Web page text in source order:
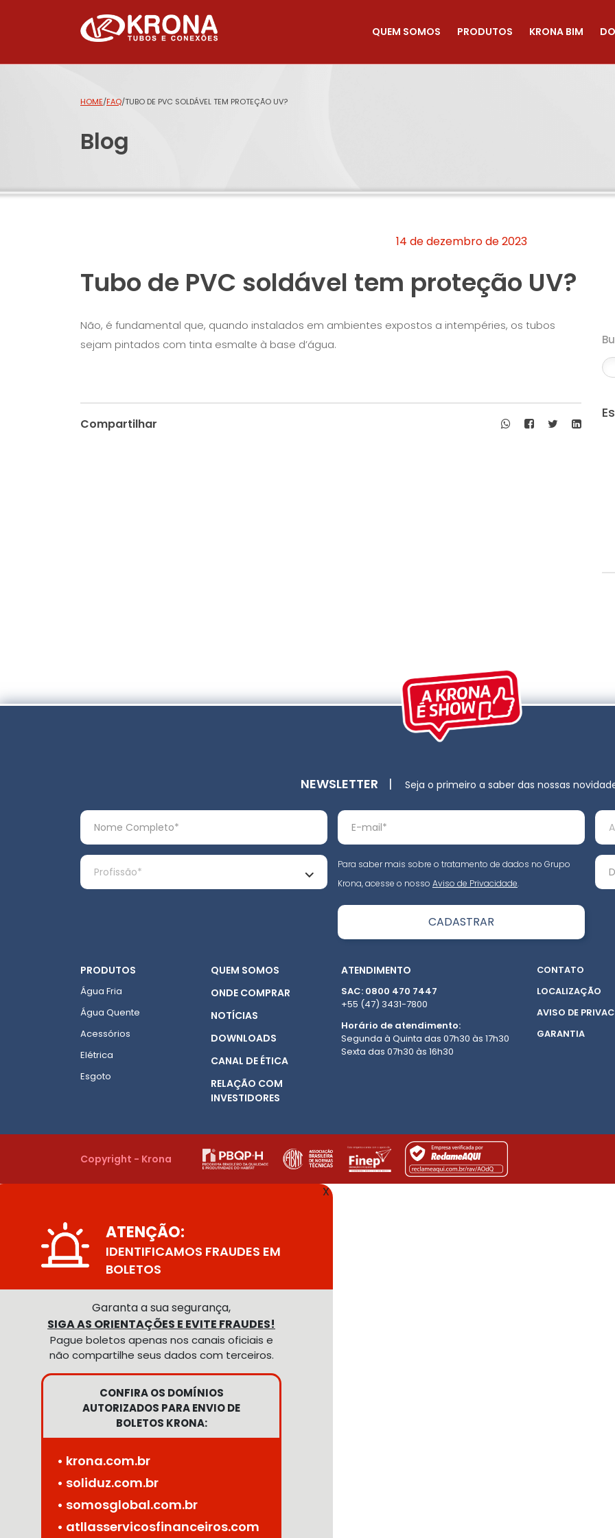
QUEM SOMOS PRODUTOS KRONA BIM
HOME/FAQ/TUBO DE PVC SOLDÁVEL TEM PROTEÇÃO UV?
Blog
14 de dezembro de 2023
Tubo de PVC soldável tem proteção UV?
Não, é fundamental que, quando instalados em ambientes expostos a intempéries, os tubos
sejam pintados com tinta esmalte à base d’água.
Compartilhar
NEWSLETTER | Seja o primeiro a saber das nossas
Para saber mais sobre o tratamento de dados no Grupo
Krona, acesse o nosso Aviso de Privacidade.
PRODUTOS
Água Fria
Água Quente
Acessórios
Elétrica
Esgoto
QUEM SOMOS
ONDE COMPRAR
NOTÍCIAS
DOWNLOADS
CANAL DE ÉTICA
RELAÇÃO COM
INVESTIDORES
ATENDIMENTO
SAC: 0800 470 7447
+55 (47) 3431-7800
Horário de atendimento:
Segunda à Quinta das 07h30 às 17h30
Sexta das 07h30 às 16h30
CONTATO
LOCALIZAÇÃO
AVISO DE
GARANTIA
Copyright - Krona
X
ATENÇÃO:
IDENTIFICAMOS FRAUDES EM
BOLETOS
Garanta a sua segurança,
SIGA AS ORIENTAÇÕES E EVITE FRAUDES!
Pague boletos apenas nos canais oficiais e
não compartilhe seus dados com terceiros.
CONFIRA OS DOMÍNIOS
AUTORIZADOS PARA ENVIO DE
BOLETOS KRONA:
• krona.com.br
• soliduz.com.br
• somosglobal.com.br
• atllasservicosfinanceiros.com